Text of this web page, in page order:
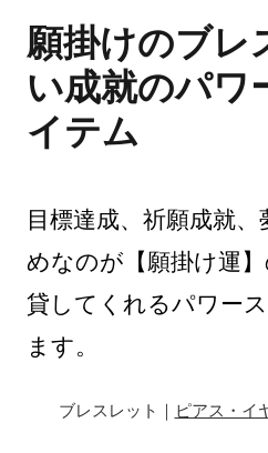
願掛けのブレ
い成就のパワ
イテム
目標達成、祈願成就
めなのが【願掛け運
貸してくれるパワー
ます。
ブレスレット｜ ピアス・イ